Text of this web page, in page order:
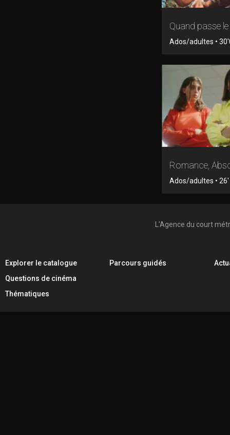
Quand passe
Ados/adultes •
Romance,
Ados/adultes • 26'
L'Agence du court
Explorer le catalogue
Questions de cinéma
Thématiques
Parcours guidés